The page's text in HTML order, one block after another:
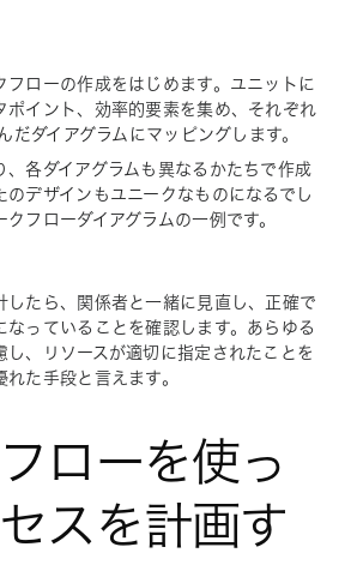
フローの作成をはじめます。ユニットに
ポイント、効率的要素を集め、それぞれ
だダイアグラムにマッピングします。
、各ダイアグラムも異なるかたちで作成
のデザインもユニークなものになるでし
クフローダイアグラムの一例です。
したら、関係者と一緒に見直し、正確で
なっていることを確認します。あらゆる
し、リソースが適切に指定されたことを
た手段と言えます。
ローを使っ
スを計画す